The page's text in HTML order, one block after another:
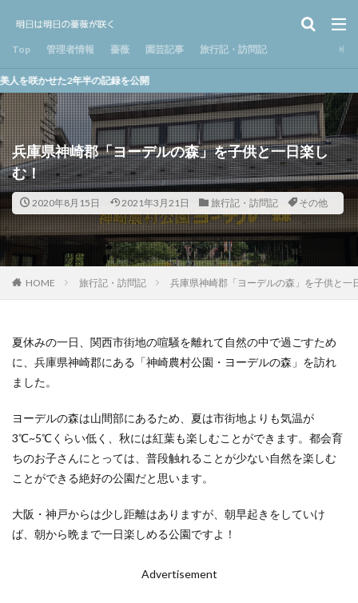
Top 管理者情報 薔薇 園芸記事 旅行記・訪問記
記録を公開
兵庫県神崎郡「ヨーデルの森」を子供と一日楽し
む！
2020年8月15日 2021年3月21日 旅行記・訪問記 その他
HOME 旅行記・訪問記 兵庫県神崎郡「ヨーデルの森」を子供と一
夏休みの一日、関西市街地の喧騒を離れて自然の中で過ごすため
に、兵庫県神崎郡にある「神崎農村公園・ヨーデルの森」を訪れ
ました。
ヨーデルの森は山間部にあるため、夏は市街地よりも気温が
3℃~5℃くらい低く、秋には紅葉も楽しむことができます。都会育
ちのお子さんにとっては、普段触れることが少ない自然を楽しむ
ことができる絶好の公園だと思います。
大阪・神戸からは少し距離はありますが、朝早起きをしていけ
ば、朝から晩まで一日楽しめる公園ですよ！
Advertisement